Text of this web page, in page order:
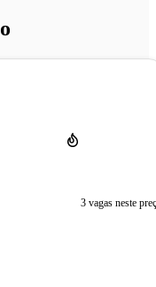
3 vagas neste